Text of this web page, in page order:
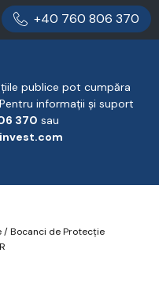
+40 760 806 370
publice pot cumpăra
informații și suport
370 ‬ sau
/Bocanci de Protecție